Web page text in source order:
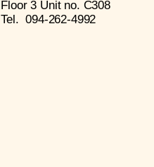
Floor 3 Unit no. C308
Tel. 094-262-4992